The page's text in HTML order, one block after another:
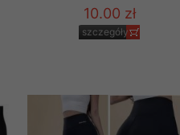
10.00 zł
szczegóły